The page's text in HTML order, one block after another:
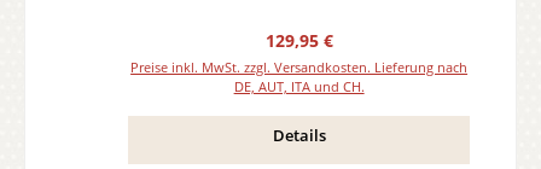
Regulärer Preis:
129,95 €
Preise inkl. MwSt. zzgl. Versandkosten. Lieferung nach
DE, AUT, ITA und CH.
Details